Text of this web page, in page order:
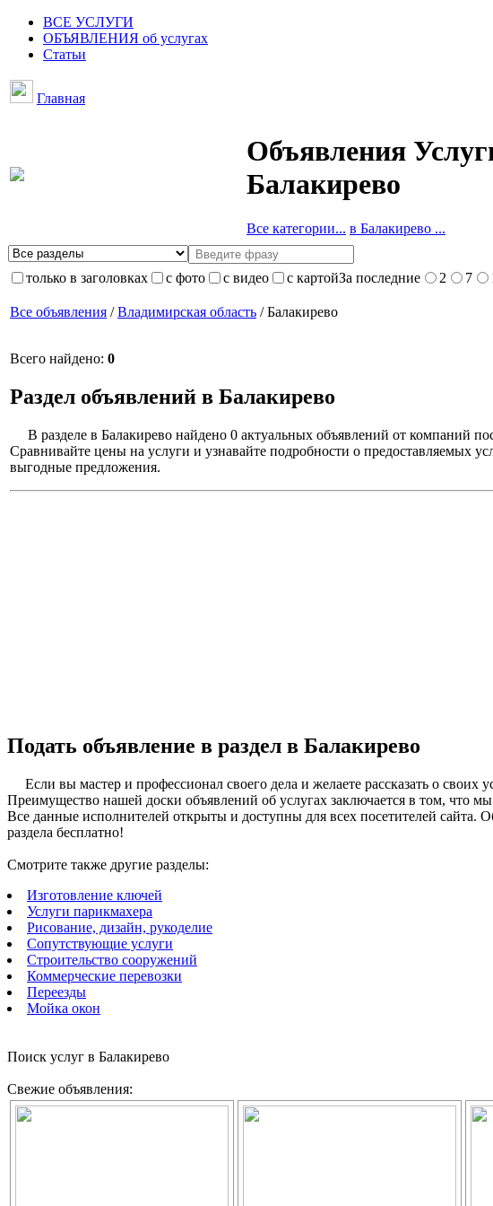
ВСЕ УСЛУГИ
ОБЪЯВЛЕНИЯ об услугах
Статьи
Главная
Объявления
Балакирево
Все категории... в Балакирево ...
только в заголовках с фото с видео с картойЗа последние 2 7
Все объявления /Владимирская область / Балакирево
Всего найдено: 0
Раздел объявлений в Балакирево
В разделе в Балакирево найдено 0 актуальных объявлений от компаний
Сравнивайте цены на услуги и узнавайте подробности о предоставляемых
выгодные предложения.
Подать объявление в раздел в Балакирево
Если вы мастер и профессионал своего дела и желаете рассказать о
Преимущество нашей доски объявлений об услугах заключается в том, что
Все данные исполнителей открыты и доступны для всех посетителей
раздела бесплатно!
Смотрите также другие разделы:
Изготовление ключей
Услуги парикмахера
Рисование, дизайн, рукоделие
Сопутствующие услуги
Строительство сооружений
Коммерческие перевозки
Переезды
Мойка окон
Поиск услуг в Балакирево
Свежие объявления: